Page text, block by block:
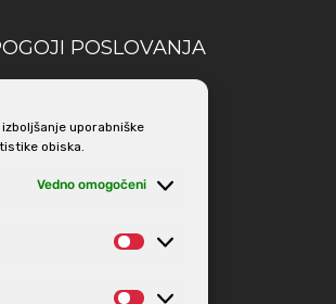
uporabniške
obiska.
Vedno omogočeni
Statistika
POSLOVANJA